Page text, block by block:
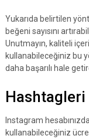
Yukarıda belirtilen
beğeni sayısını
Unutmayın, kaliteli
kullanabileceğiniz bu
daha başarılı hale
Hashtagleri
Instagram
kullanabileceğiniz